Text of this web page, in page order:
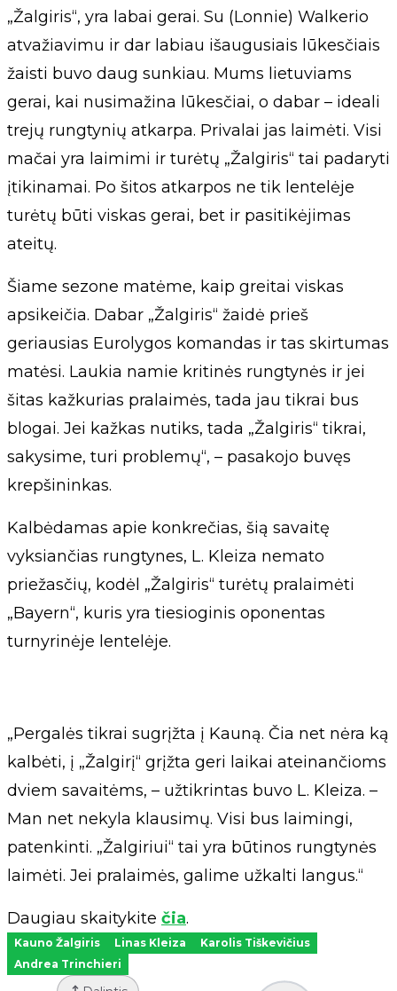
„Žalgiris“, yra labai gerai. Su (Lonnie) Walkerio
atvažiavimu ir dar labiau išaugusiais lūkesčiais
žaisti buvo daug sunkiau. Mums lietuviams
gerai, kai nusimažina lūkesčiai, o dabar – ideali
trejų rungtynių atkarpa. Privalai jas laimėti. Visi
mačai yra laimimi ir turėtų „Žalgiris“ tai padaryti
įtikinamai. Po šitos atkarpos ne tik lentelėje
turėtų būti viskas gerai, bet ir pasitikėjimas
ateitų.
Šiame sezone matėme, kaip greitai viskas
apsikeičia. Dabar „Žalgiris“ žaidė prieš
geriausias Eurolygos komandas ir tas skirtumas
matėsi. Laukia namie kritinės rungtynės ir jei
šitas kažkurias pralaimės, tada jau tikrai bus
blogai. Jei kažkas nutiks, tada „Žalgiris“ tikrai,
sakysime, turi problemų“, – pasakojo buvęs
krepšininkas.
Kalbėdamas apie konkrečias, šią savaitę
vyksiančias rungtynes, L. Kleiza nemato
priežasčių, kodėl „Žalgiris“ turėtų pralaimėti
„Bayern“, kuris yra tiesioginis oponentas
turnyrinėje lentelėje.
„Pergalės tikrai sugrįžta į Kauną. Čia net nėra ką
kalbėti, į „Žalgirį“ grįžta geri laikai ateinančioms
dviem savaitėms, – užtikrintas buvo L. Kleiza. –
Man net nekyla klausimų. Visi bus laimingi,
patenkinti. „Žalgiriui“ tai yra būtinos rungtynės
laimėti. Jei pralaimės, galime užkalti langus.“
Daugiau skaitykite čia.
Kauno Žalgiris Linas Kleiza
Karolis Tiškevičius
Andrea Trinchieri